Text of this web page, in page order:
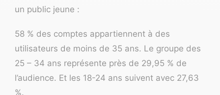
un public jeune :
58 % des comptes appartiennent à des
utilisateurs de moins de 35 ans. Le groupe des
25 – 34 ans représente près de 29,95 % de
l’audience. Et les 18-24 ans suivent avec 27,63
%.